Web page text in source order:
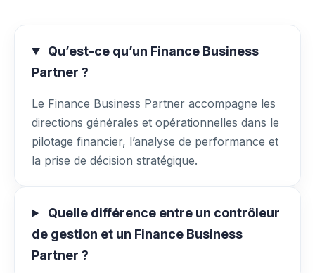
Qu’est-ce qu’un Finance Business
Partner ?
Le Finance Business Partner accompagne les
directions générales et opérationnelles dans le
pilotage financier, l’analyse de performance et
la prise de décision stratégique.
Quelle différence entre un contrôleur
de gestion et un Finance Business
Partner ?